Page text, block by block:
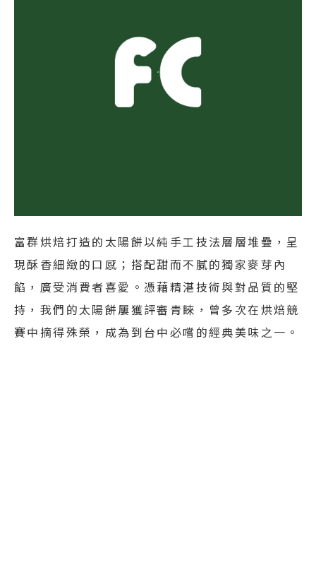
富群烘焙打造的太陽餅以純手工技法層層堆疊，呈
現酥香細緻的口感；搭配甜而不膩的獨家麥芽內
餡，廣受消費者喜愛。憑藉精湛技術與對品質的堅
持，我們的太陽餅屢獲評審青睞，曾多次在烘焙競
賽中摘得殊榮，成為到台中必嚐的經典美味之一。